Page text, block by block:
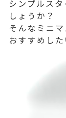
シンプルス
しょうか？
そんなミニ
おすすめし